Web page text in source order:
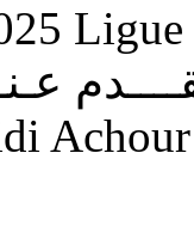
© 2010-
W11